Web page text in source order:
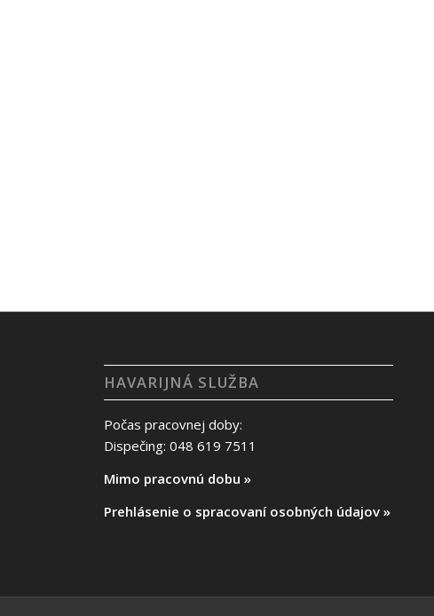
HAVARIJNÁ SLUŽBA
Počas pracovnej doby:
Dispečing: 048 619 7511
Mimo pracovnú dobu »
Prehlásenie o spracovaní osobných údajov »